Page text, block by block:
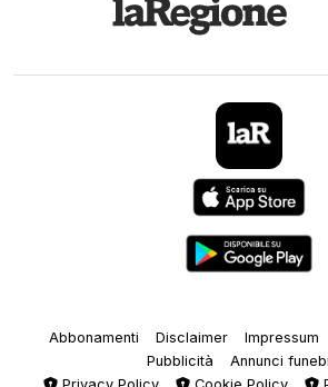
Abbonamenti Disclaimer Impressum
Pubblicità
Annunci